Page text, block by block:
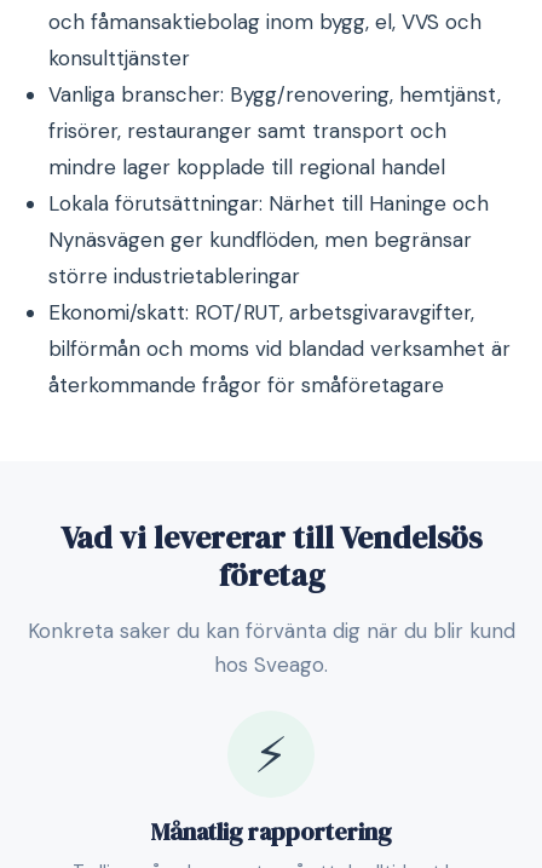
och fåmansaktiebolag inom bygg, el, VVS och
konsulttjänster
Vanliga branscher: Bygg/renovering, hemtjänst,
frisörer, restauranger samt transport och
mindre lager kopplade till regional handel
Lokala förutsättningar: Närhet till Haninge och
Nynäsvägen ger kundflöden, men begränsar
större industrietableringar
Ekonomi/skatt: ROT/RUT, arbetsgivaravgifter,
bilförmån och moms vid blandad verksamhet är
återkommande frågor för småföretagare
Vad vi levererar till Vendelsös
företag
Konkreta saker du kan förvänta dig när du blir kund
hos Sveago.
⚡
Månatlig rapportering